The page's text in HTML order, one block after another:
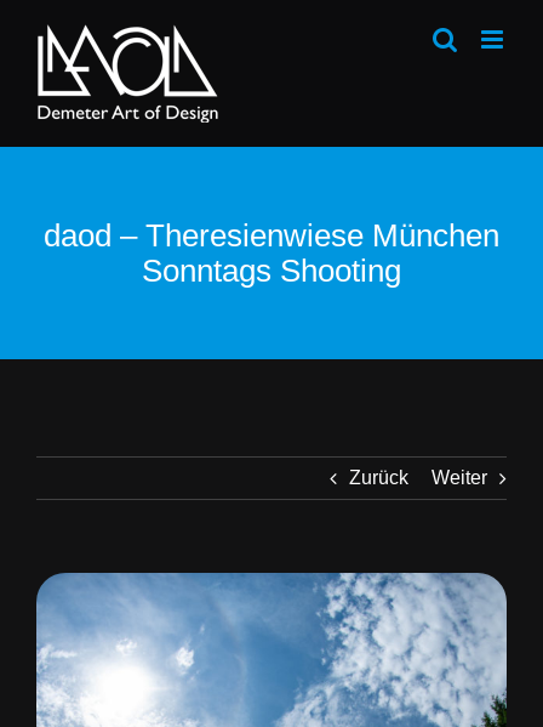
springen
daod – Theresienwiese München
Sonntags Shooting
Zurück Weiter
View
Larger
Image